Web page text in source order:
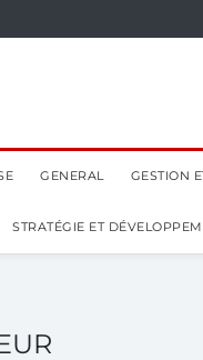
GENERAL GESTION
STRATÉGIE ET